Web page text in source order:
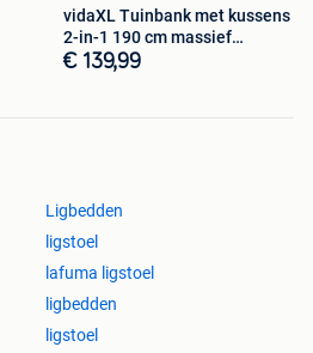
website!
vidaXL Tuinbank met kussens
2-in-1 190 cm massief
acaciahout
€ 139,99
Ligbedden
ligstoel
lafuma ligstoel
ligbedden
ligstoel